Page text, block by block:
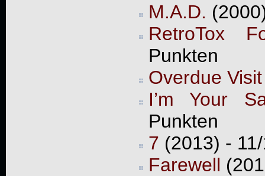
M.A.D.
RetroTox
Punkten
Overdue
I’m Your
Punkten
7 (2013) -
Farewell